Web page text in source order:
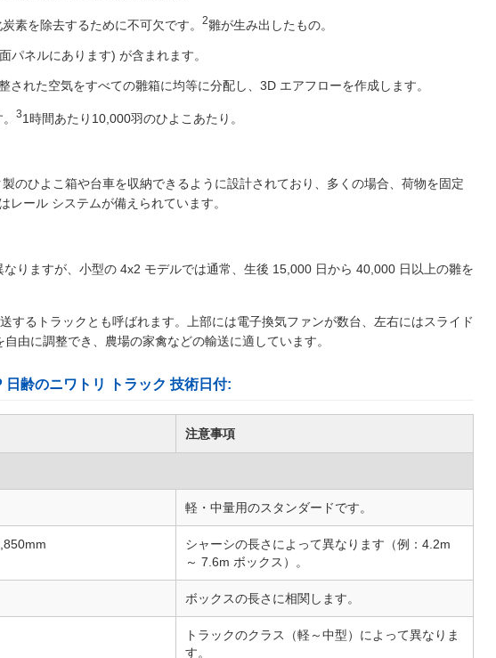
素を除去するために不可欠です。 2雛が生み出したもの。
パネルにあります) が含まれます。
れた空気をすべての雛箱に均等に分配し、3D エアフローを作成します。
31時間あたり10,000羽のひよこあたり。
のひよこ箱や台車を収納できるように設計されており、多くの場合、荷物を固定
レール システムが備えられています。
りますが、小型の 4x2 モデルでは通常、生後 15,000 日から 40,000 日以上の雛を
るトラックとも呼ばれます。上部には電子換気ファンが数台、左右にはスライド
由に調整でき、農場の家禽などの輸送に適しています。
齢のニワトリ トラック 技術日付:
注意事項
軽・中量用のスタンダードです。
シャーシの長さによって異なります（例：4.2m
～ 7.6m ボックス）。
ボックスの長さに相関します。
トラックのクラス（軽～中型）によって異なりま
す。